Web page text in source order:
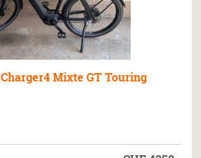
Charger4 Mixte GT Touring